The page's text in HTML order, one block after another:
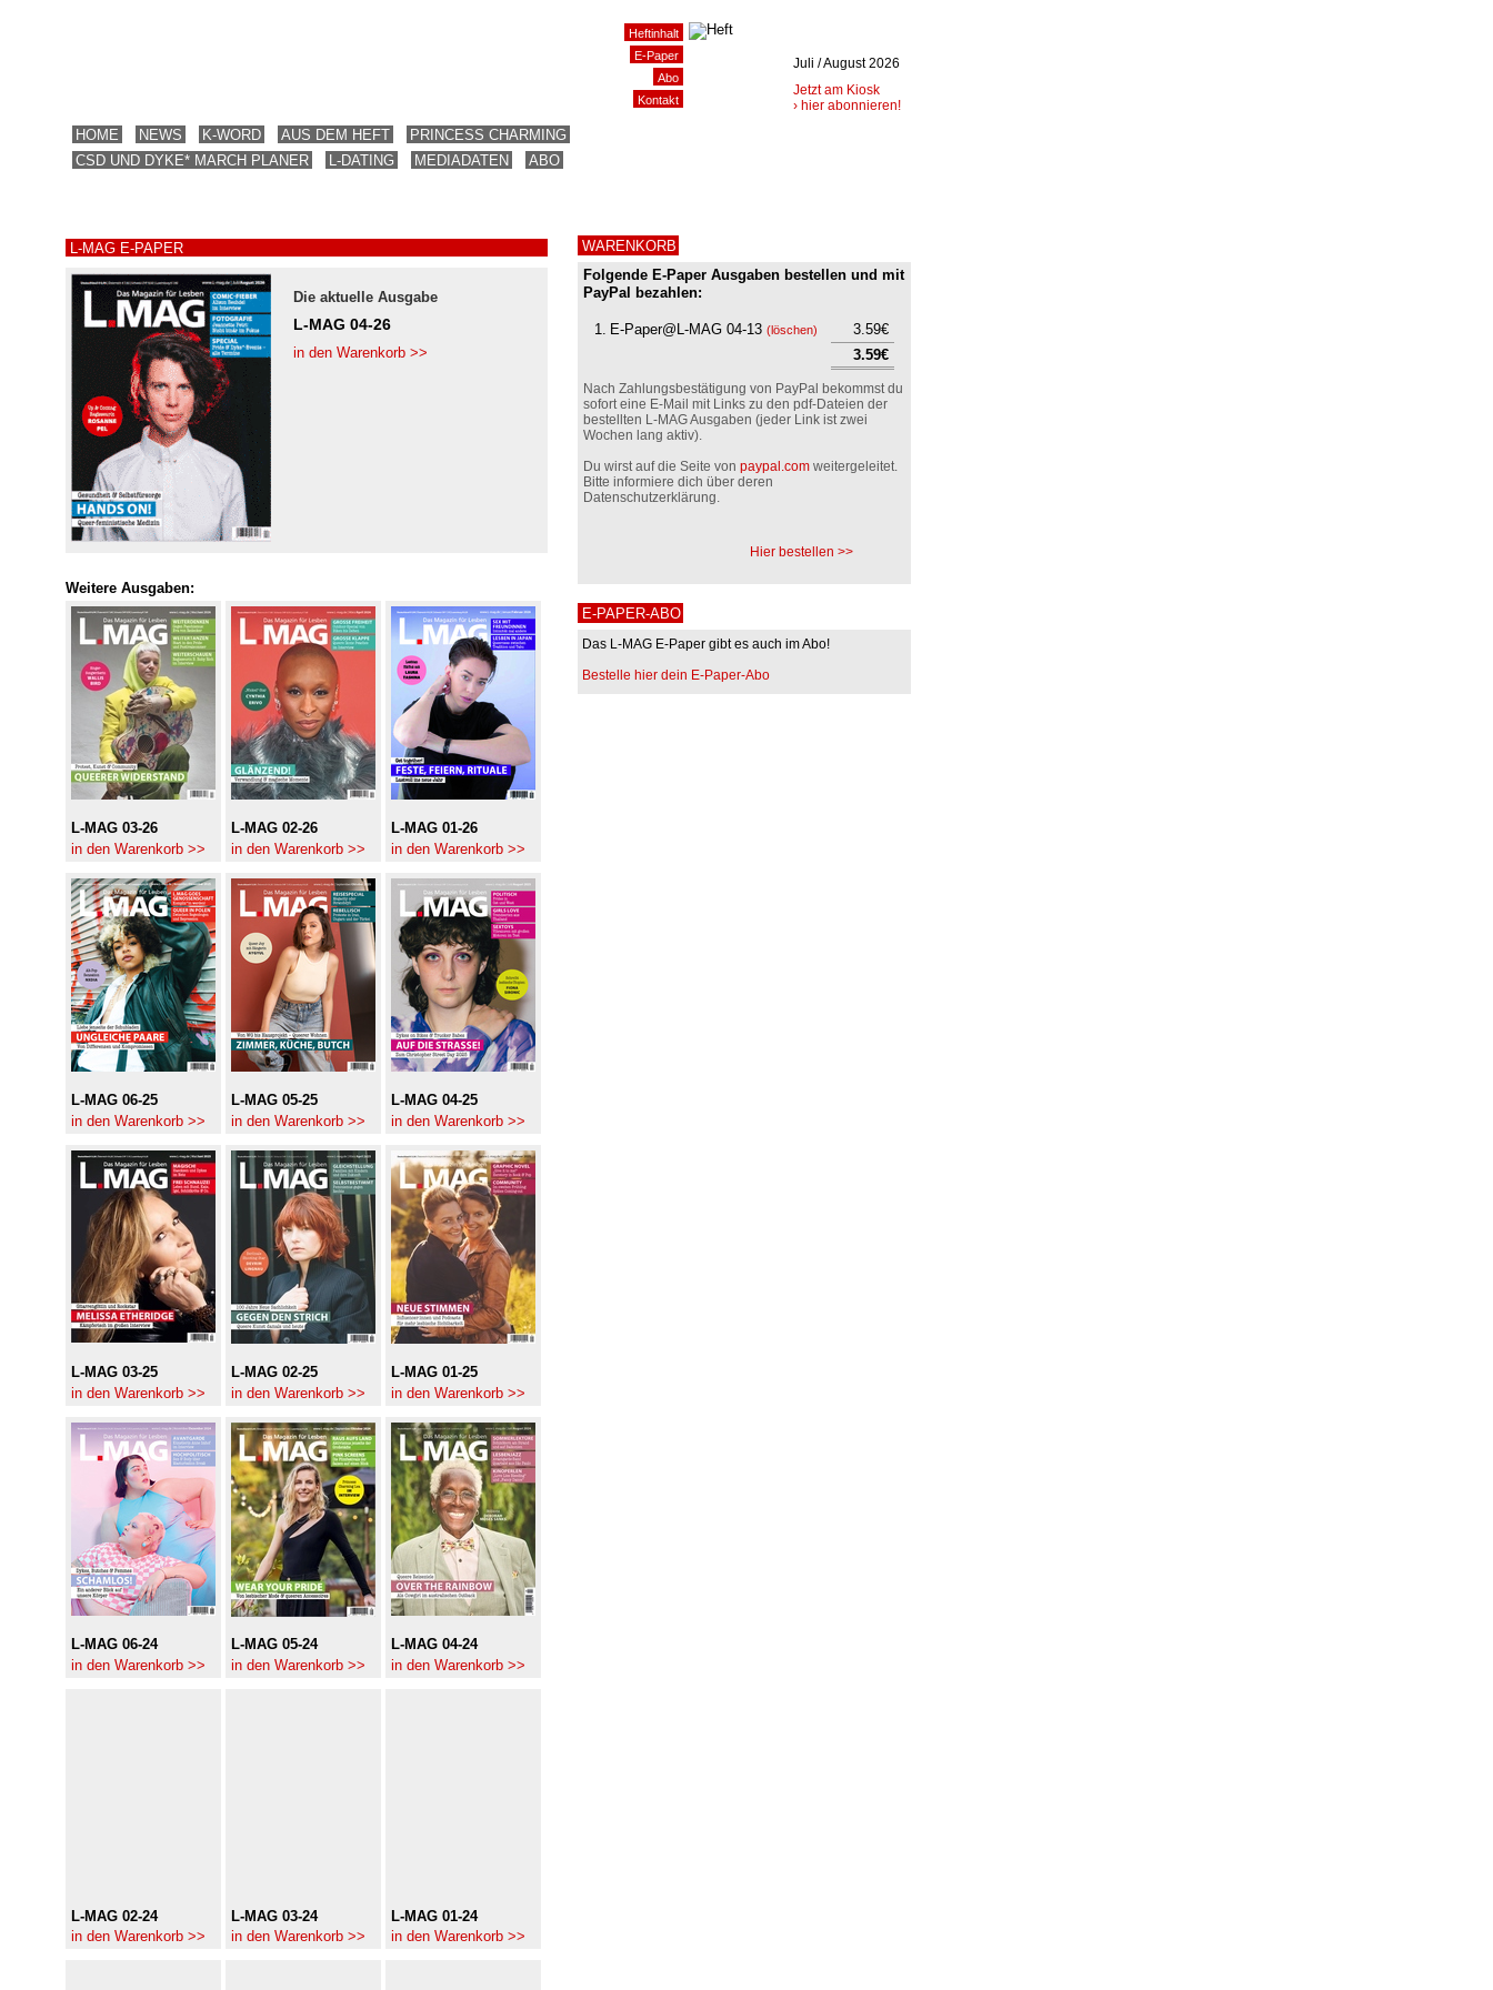
HOME NEWS K-WORD AUS DEM HEFT
PRINCESS CHARMING
CSD UND DYKE* MARCH PLANER
L-DATING MEDIADATEN ABO
L-MAG E-PAPER
Die aktuelle Ausgabe
L-MAG 04-26
in den Warenkorb >>
Weitere Ausgaben:
L-MAG 03-26
in den Warenkorb >>
L-MAG 02-26
in den Warenkorb >>
L-MAG 01-26
in den Warenkorb >>
L-MAG 06-25
in den Warenkorb >>
L-MAG 05-25
in den Warenkorb >>
L-MAG 04-25
in den Warenkorb >>
L-MAG 03-25
in den Warenkorb >>
L-MAG 02-25
in den Warenkorb >>
L-MAG 01-25
in den Warenkorb >>
L-MAG 06-24
in den Warenkorb >>
L-MAG 05-24
in den Warenkorb >>
L-MAG 04-24
in den Warenkorb >>
L-MAG 02-24
in den Warenkorb >>
L-MAG 03-24
in den Warenkorb >>
L-MAG 01-24
in den Warenkorb >>
WARENKORB
Folgende E-Paper Ausgaben bestellen und mit
PayPal bezahlen:
1. E-Paper@L-MAG 04-13 (löschen)
3.59€
3.59€
Nach Zahlungsbestätigung von PayPal bekommst du
sofort eine E-Mail mit Links zu den pdf-Dateien der
bestellten L-MAG Ausgaben (jeder Link ist zwei
Wochen lang aktiv).
Du wirst auf die Seite von paypal.com weitergeleitet.
Bitte informiere dich über deren
Datenschutzerklärung.
Hier bestellen >>
E-PAPER-ABO
Das L-MAG E-Paper gibt es auch im Abo!
Bestelle hier dein E-Paper-Abo
Heftinhalt
E-Paper
Abo
Kontakt
Juli / August 2026
Jetzt am Kiosk
› hier abonnieren!